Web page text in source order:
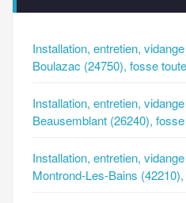
Installation, entretien,
Boulazac (24750), fosse
Installation, entretien,
Beausemblant (26240),
Installation, entretien,
Montrond-Les-Bains